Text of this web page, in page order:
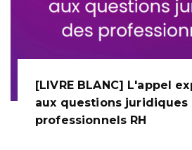
[LIVRE BLANC] L'appel
aux questions juridiques
professionnels RH